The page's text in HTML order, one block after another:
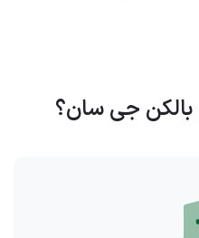
بالکن جی سان؟